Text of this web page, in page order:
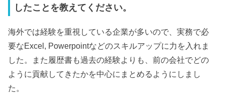
したことを教えてください。
海外では経験を重視している企業が多いので、実務で必
要なExcel, Powerpointなどのスキルアップに力を入れま
した。また履歴書も過去の経験よりも、前の会社でどの
ように貢献してきたかを中心にまとめるようにしまし
た。